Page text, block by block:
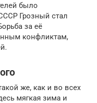
было
Грозный стал
за её
конфликтам,
же, как и во всех
мягкая зима и